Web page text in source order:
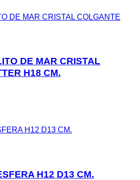
DE MAR CRISTAL
H18 CM.
H12 D13 CM.